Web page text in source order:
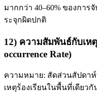
มากกว่า 40–60% ของกา
ระจุกผิดปกติ
12) ความสัมพันธ์กับเห
occurrence Rate)
ความหมาย: สัดส่วนสัปดา
เหตุร้องเรียนในพื้นที่เดียว